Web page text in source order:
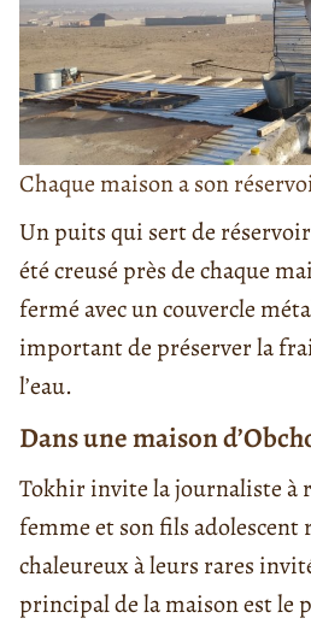
Chaque maison a son
Un puits qui sert de
été creusé près de chaque
fermé avec un couvercle
important de préserver la
l’eau.
Dans une maison
Tokhir invite la journaliste à
femme et son fils adolescent
chaleureux à leurs rares
principal de la maison est le